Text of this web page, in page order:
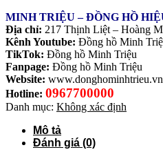
MINH TRIỆU – ĐỒNG HỒ
Địa chỉ: 217 Thịnh Liệt – Hoàng
Kênh Youtube: Đồng hồ Minh
TikTok: Đồng hồ Minh Triệu
Fanpage: Đồng hồ Minh Triệu
Website: www.donghominhtrieu.vn
Hotline: 0967700000
Danh mục: Không xác định
Mô tả
Đánh giá (0)